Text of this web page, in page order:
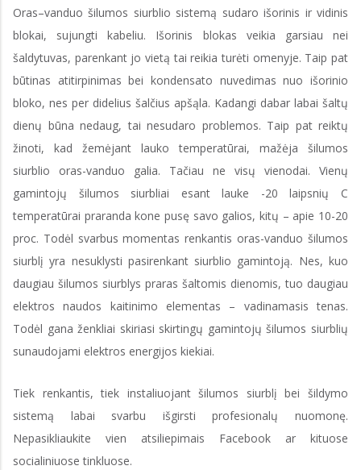
Oras–vanduo šilumos siurblio sistemą sudaro išorinis ir vidinis
blokai, sujungti kabeliu. Išorinis blokas veikia garsiau nei
šaldytuvas, parenkant jo vietą tai reikia turėti omenyje. Taip pat
būtinas atitirpinimas bei kondensato nuvedimas nuo išorinio
bloko, nes per didelius šalčius apšąla. Kadangi dabar labai šaltų
dienų būna nedaug, tai nesudaro problemos. Taip pat reiktų
žinoti, kad žemėjant lauko temperatūrai, mažėja šilumos
siurblio oras-vanduo galia. Tačiau ne visų vienodai. Vienų
gamintojų šilumos siurbliai esant lauke -20 laipsnių C
temperatūrai praranda kone pusę savo galios, kitų – apie 10-20
proc. Todėl svarbus momentas renkantis oras-vanduo šilumos
siurblį yra nesuklysti pasirenkant siurblio gamintoją. Nes, kuo
daugiau šilumos siurblys praras šaltomis dienomis, tuo daugiau
elektros naudos kaitinimo elementas – vadinamasis tenas.
Todėl gana ženkliai skiriasi skirtingų gamintojų šilumos siurblių
sunaudojami elektros energijos kiekiai.
Tiek renkantis, tiek instaliuojant šilumos siurblį bei šildymo
sistemą labai svarbu išgirsti profesionalų nuomonę.
Nepasikliaukite vien atsiliepimais Facebook ar kituose
socialiniuose tinkluose.